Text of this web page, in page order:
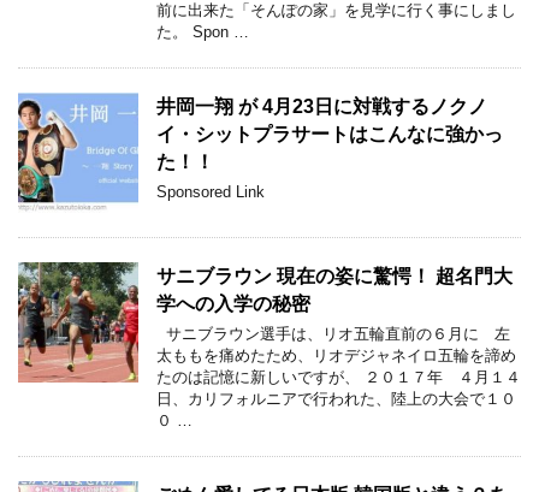
前に出来た「そんぽの家」を見学に行く事にしまし
た。 Spon …
井岡一翔 が 4月23日に対戦するノクノ
イ・シットプラサートはこんなに強かっ
た！！
Sponsored Link
サニブラウン 現在の姿に驚愕！ 超名門大
学への入学の秘密
サニブラウン選手は、リオ五輪直前の６月に 左
太ももを痛めたため、リオデジャネイロ五輪を諦め
たのは記憶に新しいですが、 ２０１７年 ４月１４
日、カリフォルニアで行われた、陸上の大会で１０
０ …